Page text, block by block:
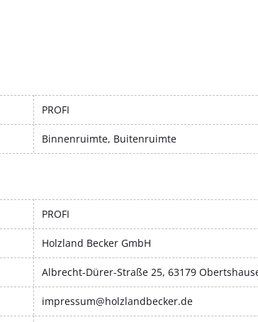
PROFI
Binnenruimte, Buitenruimte
PROFI
Holzland Becker GmbH
Albrecht-Dürer-Straße 25, 63179
impressum@holzlandbecker.de